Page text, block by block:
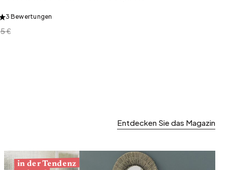
&
3 Bewertungen
€
Entdecken Sie das Magazin
in der Tendenz